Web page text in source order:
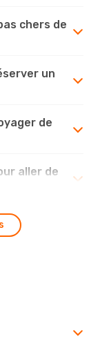
chers de
un
de
aller de